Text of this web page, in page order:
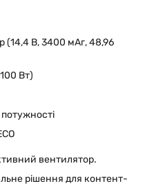
(14,4 В, 3400 мАг, 48,96
Вт)
вентилятор.
рішення для контент-